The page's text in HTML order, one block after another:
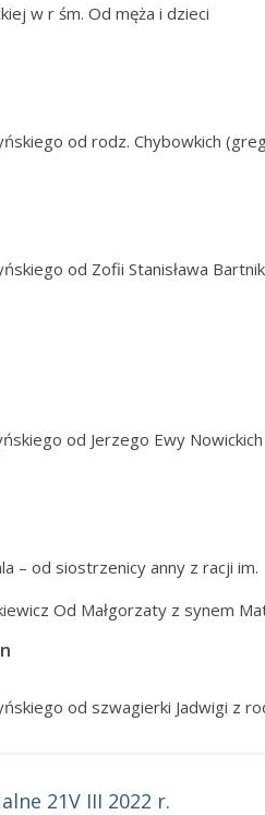
w r śm. Od męża i dzieci
od rodz. Chybowkich
od Zofii Stanisława
od Jerzego Ewy
– od siostrzenicy anny z racji im.
Od Małgorzaty z synem
od szwagierki Jadwigi z
21V III 2022 r.